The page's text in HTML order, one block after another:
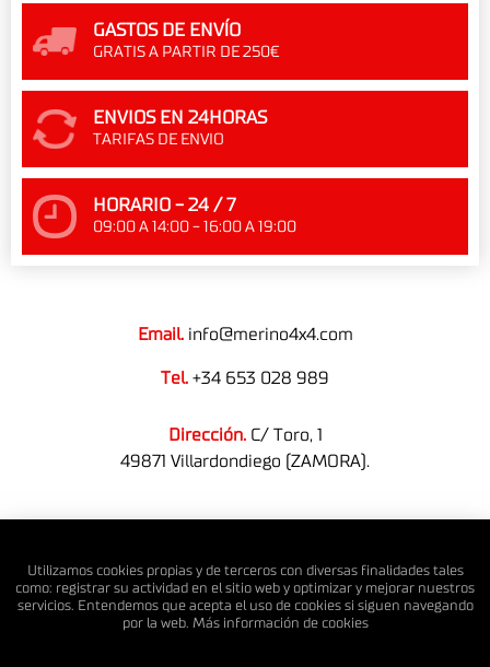
GASTOS DE ENVÍO
GRATIS A PARTIR DE 250€
ENVIOS EN 24HORAS
TARIFAS DE ENVIO
HORARIO - 24 / 7
09:00 A 14:00 - 16:00 A 19:00
Email. info@merino4x4.com
Tel. +34 653 028 989
Dirección.C/ Toro, 1
49871 Villardondiego (ZAMORA).
© MERINO 4X4 S.L. Todos los derechos reservados.
Utilizamos cookies propias y de terceros con diversas finalidades tales
como: registrar su actividad en el sitio web y optimizar y mejorar nuestros
servicios. Entendemos que acepta el uso de cookies si siguen navegando
por la web. Más información de cookies